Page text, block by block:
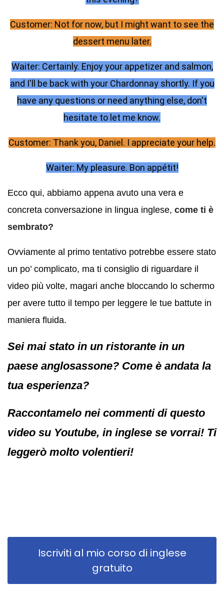
Customer: Not for now, but I might want to see the
dessert menu later.
Waiter: Certainly. Enjoy your appetizer and salmon,
and I'll be back with your Chardonnay shortly. If you
have any questions or need anything else, don't
hesitate to let me know.
Customer: Thank you, Daniel. I appreciate your help.
Waiter: My pleasure. Bon appétit!
Ecco qui, abbiamo appena avuto una vera e
concreta conversazione in lingua inglese, come ti è
sembrato?
Ovviamente al primo tentativo potrebbe essere stato
un po’ complicato, ma ti consiglio di riguardare il
video più volte, magari anche bloccando lo schermo
per avere tutto il tempo per leggere le tue battute in
maniera fluida.
Sei mai stato in un ristorante in un
paese anglosassone? Come è andata la
tua esperienza?
Raccontamelo nei commenti di questo
video su Youtube, in inglese se vorrai! Ti
leggerò molto volentieri!
Iscriviti al mio corso di inglese
gratuito